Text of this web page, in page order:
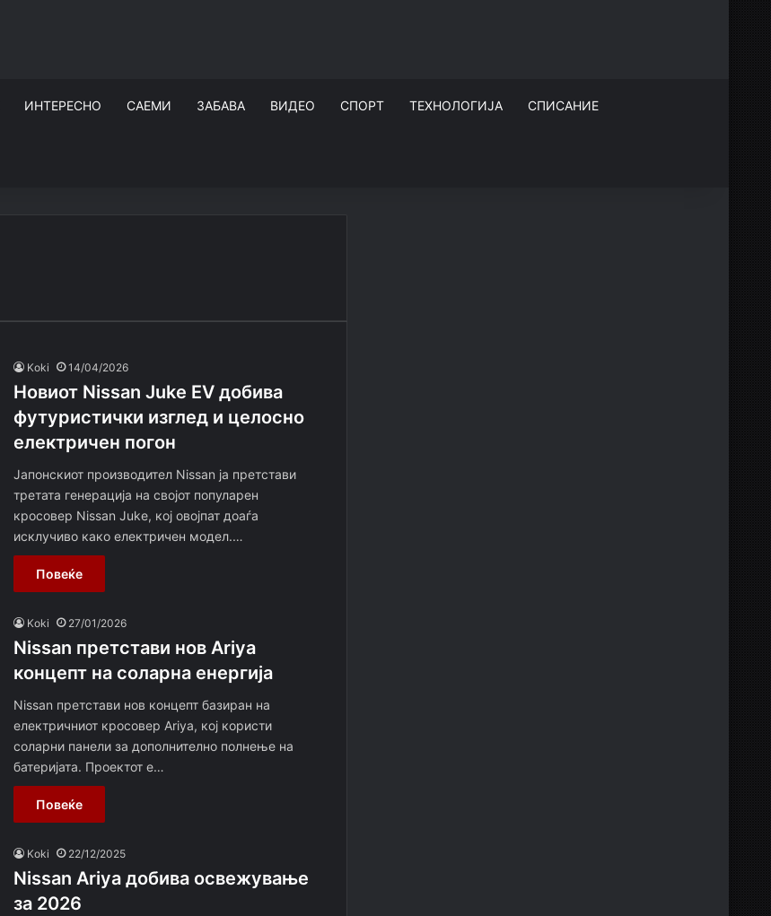
ИНТЕРЕСНО САЕМИ ЗАБАВА ВИДЕО СПОРТ ТЕХНОЛОГИЈА СПИСАНИЕ
Koki 14/04/2026
Новиот Nissan Juke EV добива
футуристички изглед и целосно
електричен погон
Јапонскиот производител Nissan ја претстави
третата генерација на својот популарен
кросовер Nissan Juke, кој овојпат доаѓа
исклучиво како електричен модел.…
Повеќе
Koki 27/01/2026
Nissan претстави нов Ariya
концепт на соларна енергија
Nissan претстави нов концепт базиран на
електричниот кросовер Ariya, кој користи
соларни панели за дополнително полнење на
батеријата. Проектот е…
Повеќе
Koki 22/12/2025
Nissan Ariya добива освежување
за 2026